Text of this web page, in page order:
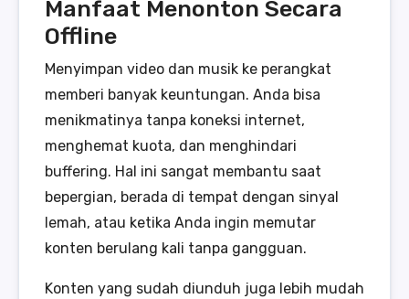
Manfaat Menonton Secara
Offline
Menyimpan video dan musik ke perangkat
memberi banyak keuntungan. Anda bisa
menikmatinya tanpa koneksi internet,
menghemat kuota, dan menghindari
buffering. Hal ini sangat membantu saat
bepergian, berada di tempat dengan sinyal
lemah, atau ketika Anda ingin memutar
konten berulang kali tanpa gangguan.
Konten yang sudah diunduh juga lebih mudah